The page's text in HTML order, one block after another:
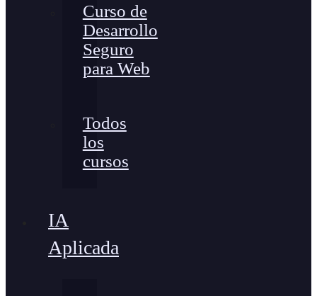
Curso de
Desarrollo
Seguro
para Web
Todos
los
cursos
IA
Aplicada